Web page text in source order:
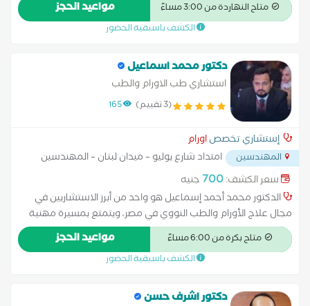
متاح النهاردة من 3:00 مساءً مواعيد الحجز
الكشف باسبقية الحضور
دكتور محمد اسماعيل
استشاري طب الاورام والطب
النووي.............................................
(3 تقييم) 165
إستشاري تخصصاورام
المهندسين
امتداد شارع يوليو – ميدان لبنان – المهندسين
سعر الكشف:700 جنيه
الدكتور محمد أحمد إسماعيل هو واحد من أبرز الاستشاريين في
مجال علاج الأورام والطب النووي في مصر، ويتمتع بمسيرة مهنية
حافلة بالخبرات الإكلينيكية والأكاديمية، مما يجعله مرجعاً في وضع
الخطط العلاجية الشاملة لمرضى السرطان استشاري علاج الأورام
والطب النووي: حاصل على درجة الدكتوراة، وهو متخصص في
متاح بكرة من 6:00 مساءً مواعيد الحجز
الكشف باسبقية الحضور
دكتور اشرف حسن